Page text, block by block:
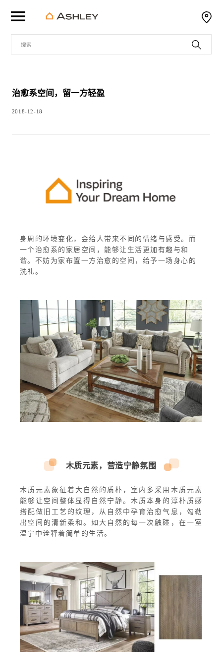
治愈系空间，留一方轻盈
2018-12-18
身周的环境变化，会给人带来不同的情绪与感受。而
一个治愈系的家居空间，能够让生活更加有趣与和
谐。不妨为家布置一方治愈的空间，给予一场身心的
洗礼。
木质元素，营造宁静氛围
木质元素象征着大自然的质朴，室内多采用木质元素
能够让空间整体显得自然宁静。木质本身的淳朴质感
搭配做旧工艺的纹理，从自然中孕育治愈气息，勾勒
出空间的清新柔和。如大自然的每一次触碰，在一室
温宁中诠释着简单的生活。